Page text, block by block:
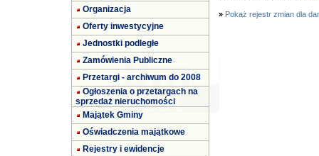
Organizacja
Oferty inwestycyjne
Jednostki podległe
Zamówienia Publiczne
Przetargi - archiwum do 2008
Ogłoszenia o przetargach na
sprzedaż nieruchomości
Majątek Gminy
Oświadczenia majątkowe
Rejestry i ewidencje
» Pokaż rejestr zmian dla